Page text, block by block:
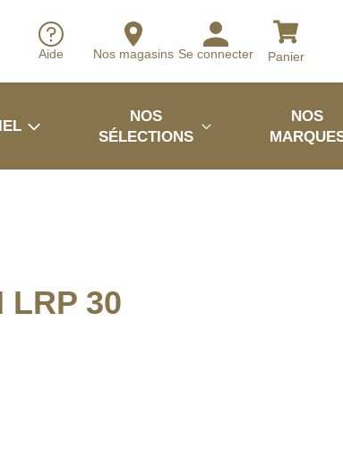
Aide Nos magasins Se connecter Panier
NOS
SÉLECTIONS
NOS
LRP 30